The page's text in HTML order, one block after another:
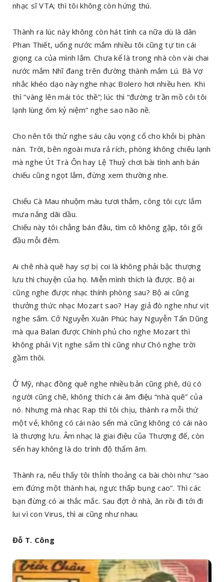
nhạc sĩ VTA; thì tôi không còn hứng thú.
Thành ra lúc này không còn hát tình ca nữa dù là dân
Phan Thiết, uống nước mắm nhiều tôi cũng tự tin cái
giọng ca của mình lắm. Chưa kể là trong nhà còn vài chai
nước mắm Nhĩ đang trên đường thành mắm Lú. Bà Vợ
nhắc khéo dạo này nghe nhạc Bolero hơi nhiều hen. Khi
thì “vàng lên mái tóc thề”; lúc thì “đường trần mồ côi tôi
lạnh lùng ôm kỷ niệm” nghe sao não nề.
Cho nên tôi thử nghe sáu câu vọng cổ cho khỏi bị phàn
nàn. Trời, bên ngoài mưa rả rích, phòng không chiếu lạnh
mà nghe Út Trà Ôn hay Lệ Thuỷ chơi bài tình anh bán
chiếu cũng ngọt lắm, đừng xem thường nhe.
Chiếu Cà Mau nhuộm màu tươi thắm, công tôi cực lắm
mưa nắng dãi dầu.
Chiếu này tôi chẳng bán đâu, tìm cô không gặp, tôi gối
đầu mỗi đêm.
Ai chê nhà quê hay sợ bị coi là không phải bậc thượng
lưu thì chuyện của họ. Miễn mình thích là được. Bộ ai
cũng nghe được nhạc thính phòng sau? Bộ ai cũng
thưởng thức nhạc Mozart sao? Hay giả đò nghe như vịt
nghe sấm. Cở Nguyễn Xuân Phúc hay Nguyễn Tấn Dũng
mà qua Balan được Chính phủ cho nghe Mozart thì
không phải Vịt nghe sấm thì cũng như Chó nghe trời
gầm thôi.
Ở Mỹ, nhạc đồng quê nghe nhiều bản cũng phê, dù có
người cũng chê, không thích cái âm điệu “nhà quê” của
nó. Nhưng mà nhạc Rap thì tôi chịu, thành ra mỗi thứ
một vẻ, không có cái nào sến mà cũng không có cái nào
là thượng lưu. Âm nhạc là giai điệu của Thượng đế, còn
sến hay không là do trình độ thẩm âm.
Thành ra, nếu thấy tôi thỉnh thoảng ca bài chòi như “sao
em đứng một thành hai, ngực thấp bụng cao”. Thì các
bạn đừng có ai thắc mắc. Sau đợt ở nhà, ăn rồi đi tới đi
lui vì con Virus, thì ai cũng như nhau.
Đỗ T. Công